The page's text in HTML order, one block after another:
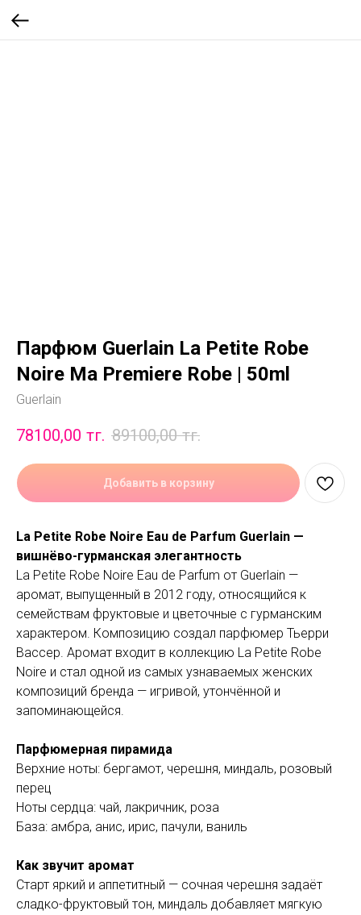
Парфюм Guerlain La Petite Robe
Noire Ma Premiere Robe | 50ml
Guerlain
78100,00 тг. 89100,00 тг.
Добавить в корзину
La Petite Robe Noire Eau de Parfum Guerlain —
вишнёво-гурманская элегантность
La Petite Robe Noire Eau de Parfum от Guerlain —
аромат, выпущенный в 2012 году, относящийся к
семействам фруктовые и цветочные с гурманским
характером. Композицию создал парфюмер Тьерри
Вассер. Аромат входит в коллекцию La Petite Robe
Noire и стал одной из самых узнаваемых женских
композиций бренда — игривой, утончённой и
запоминающейся.
Парфюмерная пирамида
Верхние ноты: бергамот, черешня, миндаль, розовый
перец
Ноты сердца: чай, лакричник, роза
База: амбра, анис, ирис, пачули, ваниль
Как звучит аромат
Старт яркий и аппетитный — сочная черешня задаёт
сладко-фруктовый тон, миндаль добавляет мягкую